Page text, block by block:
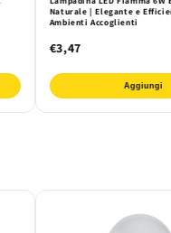
Naturale | Elegante e
Ambienti Accoglienti
€3,47
Aggiungi